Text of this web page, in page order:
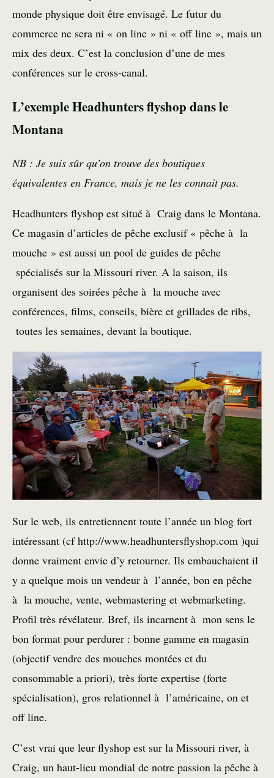
monde physique doit être envisagé. Le futur du
commerce ne sera ni « on line » ni « off line », mais un
mix des deux. C’est la conclusion d’une de mes
conférences sur le cross-canal.
L’exemple Headhunters flyshop dans le
Montana
NB : Je suis sûr qu’on trouve des boutiques
équivalentes en France, mais je ne les connait pas.
Headhunters flyshop est situé à Craig dans le Montana.
Ce magasin d’articles de pêche exclusif « pêche à la
mouche » est aussi un pool de guides de pêche
spécialisés sur la Missouri river. A la saison, ils
organisent des soirées pêche à la mouche avec
conférences, films, conseils, bière et grillades de ribs,
toutes les semaines, devant la boutique.
Sur le web, ils entretiennent toute l’année un blog fort
intéressant (cfhttp://www.headhuntersflyshop.com )qui
donne vraiment envie d’y retourner. Ils embauchaient il
y a quelque mois un vendeur à l’année, bon en pêche
à la mouche, vente, webmastering et webmarketing.
Profil très révélateur. Bref, ils incarnent à mon sens le
bon format pour perdurer : bonne gamme en magasin
(objectif vendre des mouches montées et du
consommable a priori), très forte expertise (forte
spécialisation), gros relationnel à l’américaine, on et
off line.
C’est vrai que leur flyshop est sur la Missouri river, à
Craig, un haut-lieu mondial de notre passion la pêche à